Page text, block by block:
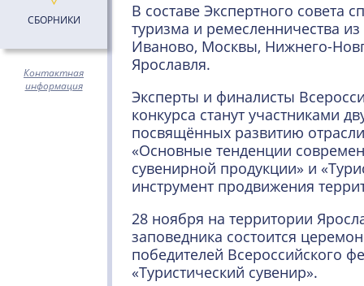
СБОРНИКИ
Контактная
информация
В составе Экспертного совета
туризма и ремесленничества
Иваново, Москвы, Нижнего-
Ярославля.
Эксперты и финалисты
конкурса станут участниками
посвящённых развитию
«Основные тенденции
сувенирной продукции» и
инструмент продвижения
28 ноября на территории
заповедника состоится
победителей Всероссийского
«Туристический сувенир».